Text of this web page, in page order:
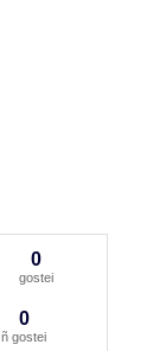
0
gostei
0
ñ gostei